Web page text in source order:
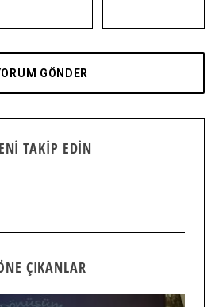
TAKIP EDIN
ÇIKANLAR